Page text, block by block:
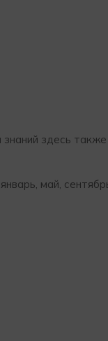
здесь
май,